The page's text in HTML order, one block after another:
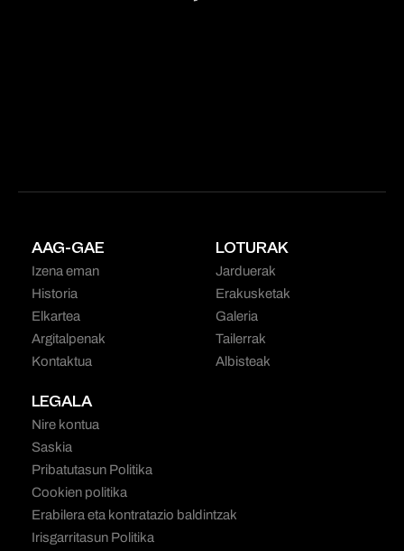
AAG-GAE
Izena eman
Historia
Elkartea
Argitalpenak
Kontaktua
LOTURAK
Jarduerak
Erakusketak
Galeria
Tailerrak
Albisteak
LEGALA
Nire kontua
Saskia
Pribatutasun Politika
Cookien politika
Erabilera eta kontratazio baldintzak
Irisgarritasun Politika